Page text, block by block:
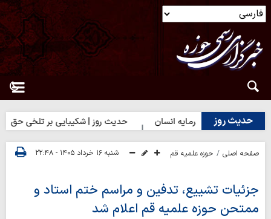
حدیث روز
| بهترین سرمایه انسان حدیث روز | شکیبایی بر تلخی حق
صفحه اصلی حوزه علمیه قم شنبه ۱۶ خرداد ۱۴۰۵ - ۲۲:۴۸
جزئیات تشییع، تدفین و مراسم ختم استاد و
ممتحن حوزه علمیه قم اعلام شد